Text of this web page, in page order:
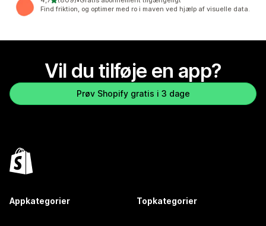
809 anmeldelser i alt
Find friktion, og optimer med ro i maven ved hjælp af visuelle data.
Vil du tilføje en app?
Prøv Shopify gratis i 3 dage
Appkategorier Topkategorier